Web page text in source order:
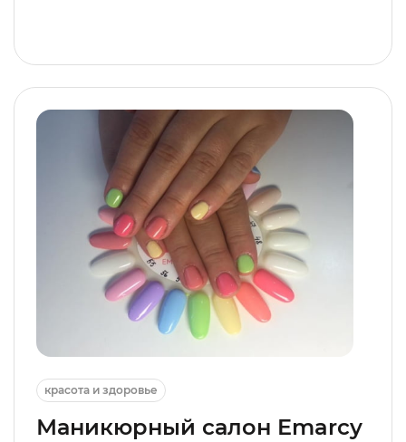
красота и здоровье
Маникюрный салон Emarcy